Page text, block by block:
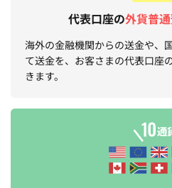
代表口座の外貨普
海外の金融機関からの送金や、
て送金を、お客さまの代表口座
きます。